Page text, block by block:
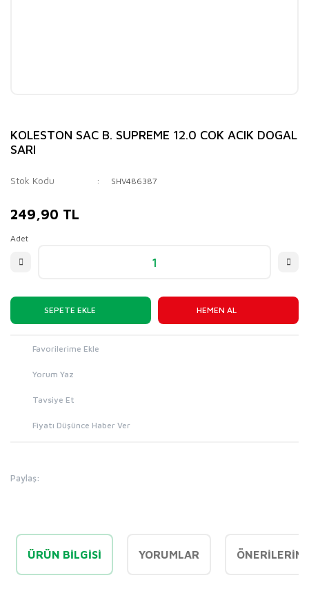
KOLESTON SAC B. SUPREME 12.0 COK ACIK DOGAL
SARI
Stok Kodu SHV486387
249,90 TL
Adet
SEPETE EKLE HEMEN AL
Yorum Yaz
Tavsiye Et
Fiyatı Düşünce Haber Ver
Paylaş:
ÜRÜN BILGISI YORUMLAR